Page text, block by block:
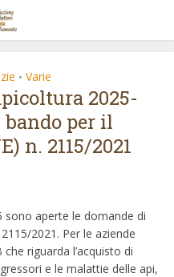
• Varie
2025-
bando per il
n. 2115/2021
sono aperte le domande di
2021. Per le aziende
riguarda l’acquisto di
e le malattie delle api,